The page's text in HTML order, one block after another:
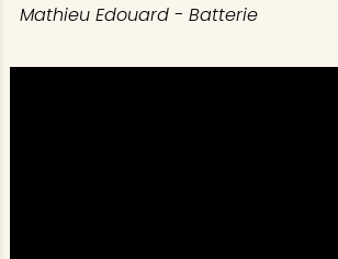
Mathieu Edouard - Batterie